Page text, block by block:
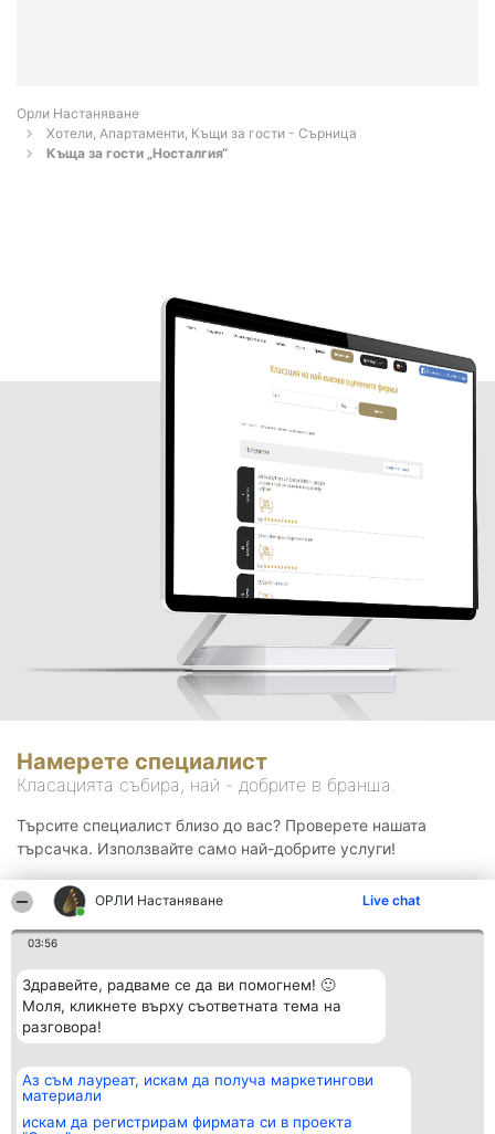
ОРЛИ Настаняване Live chat
03:56
Здравейте, радваме се да ви помогнем! 🙂
Моля, кликнете върху съответната тема на
разговора!
Аз съм лауреат, искам да получа маркетингови
материали
искам да регистрирам фирмата си в проекта
Орли Настаняване
Хотели, Апартаменти, Къщи за гости - Сърница
Къща за гости „Носталгия“
Намерете специалист
Класацията събира, най - добрите в бранша.
Търсите специалист близо до вас? Проверете нашата
търсачка. Използвайте само най-добрите услуги!
Организатор на
класиране
BulevardulAleea Timișul De
Класация
всички
Контакти